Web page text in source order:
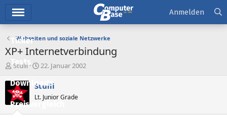
Ticker
Tests
Downloads
Preisvergleich
Anmelden
Webseiten und soziale Netzwerke
XP+ Internetverbindung
E
s
t
e
Stulli
E
s
e
22. Januar 2002
Stulli
Lt. Junior Grade